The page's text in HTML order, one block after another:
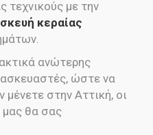
τεχνικούς με την
κεραίας
ανώτερης
ώστε να
στην Αττική, οι
μας θα σας